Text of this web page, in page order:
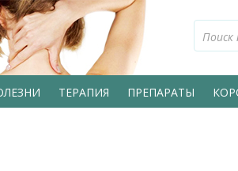
ТЕРАПИЯ ПРЕПАРАТЫ